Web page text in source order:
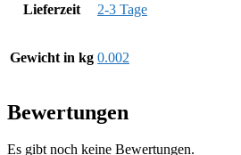
Lieferzeit 2-3 Tage
Gewicht in kg 0.002
Bewertungen
Es gibt noch keine Bewertungen.